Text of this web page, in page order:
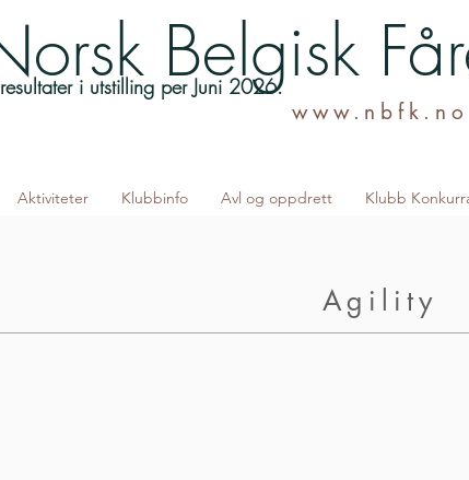
Belgisk
www.nbfk.no
i utstilling per Juni 2026.
Aktiviteter Klubbinfo Avl og oppdrett Klubb
Agility